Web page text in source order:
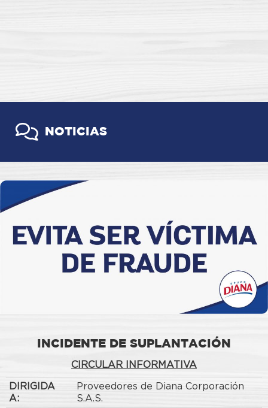
NOTICIAS
INCIDENTE DE SUPLANTACIÓN
CIRCULAR INFORMATIVA
DIRIGIDA
A:
Proveedores de Diana Corporación
S.A.S.